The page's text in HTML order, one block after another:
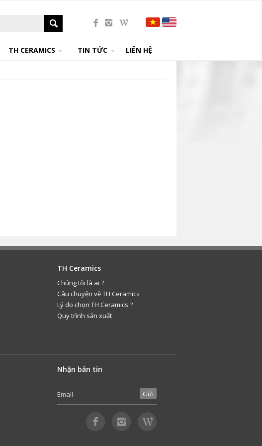
TH CERAMICS TIN TỨC LIÊN HỆ
TH Ceramics
Chúng tôi là ai ?
Câu chuyện về TH Ceramics
Lý do chọn TH Ceramics ?
Quy trình sản xuất
Nhận bản tin